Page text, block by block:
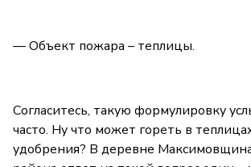
— Объект пожара – теплицы.
Согласитесь, такую формулировку
часто. Ну что может гореть в
удобрения? В деревне